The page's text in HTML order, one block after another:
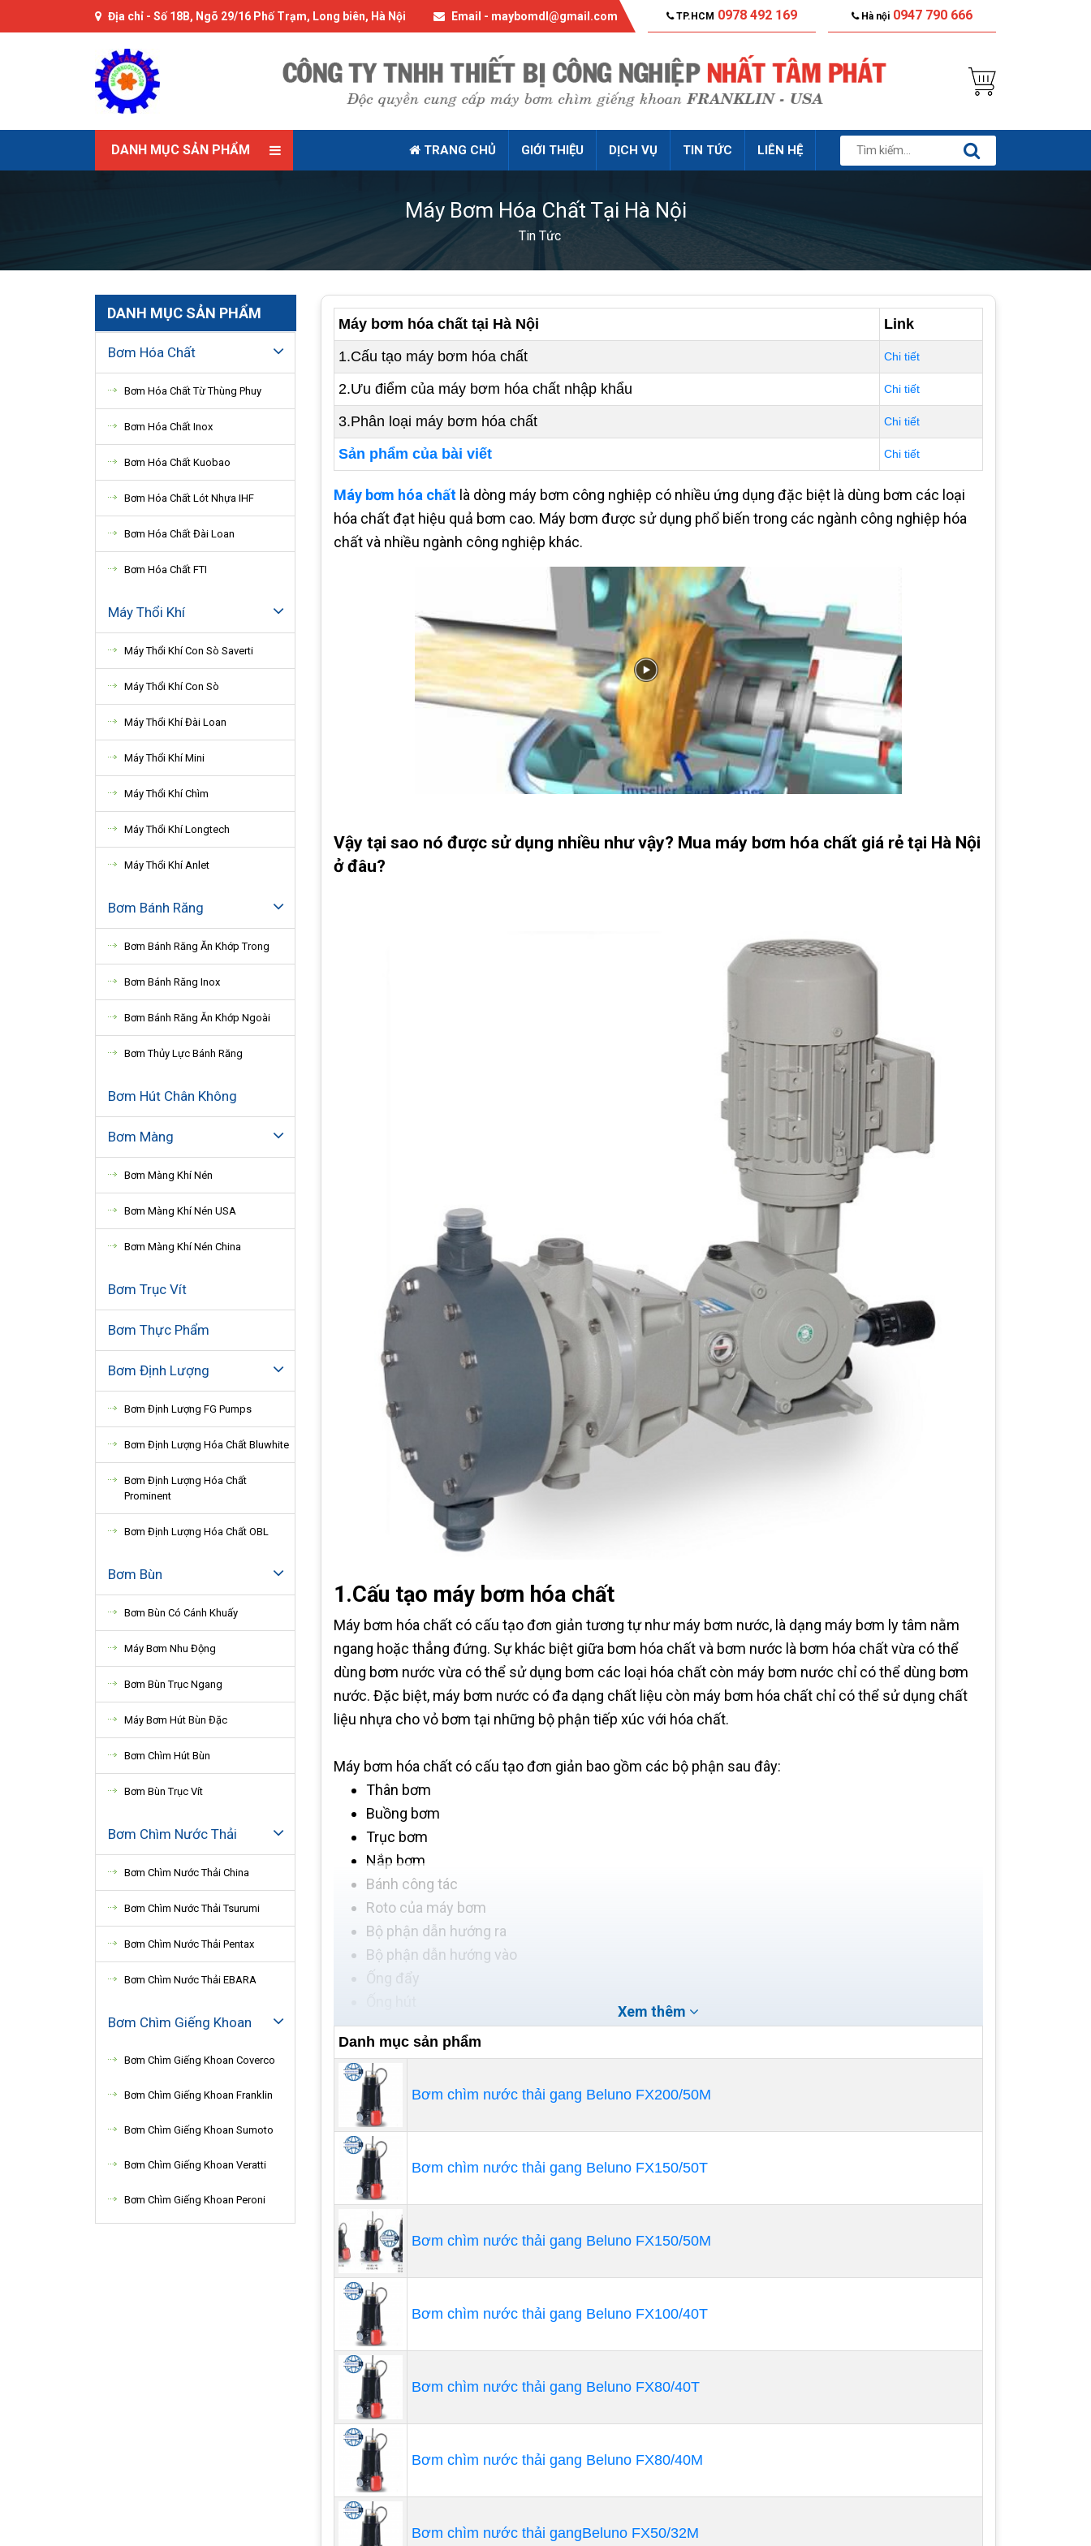
Địa chỉ - Số 18B, Ngõ 29/16 Phố Trạm, Long biên, Hà Nội Email - maybomdl@gmail.com TP.HCM 0978 492 169 Hà nội 0947 790 666
DANH MỤC SẢN PHẨM TRANG CHỦ GIỚI THIỆU DỊCH VỤ TIN TỨC LIÊN HỆ
Máy Bơm Hóa Chất Tại Hà Nội
Tin Tức
DANH MỤC SẢN PHẨM
Bơm Hóa Chất
Bơm Hóa Chất Từ Thùng Phuy
Bơm Hóa Chất Inox
Bơm Hóa Chất Kuobao
Bơm Hóa Chất Lót Nhựa IHF
Bơm Hóa Chất Đài Loan
Bơm Hóa Chất FTI
Máy Thổi Khí
Máy Thổi Khí Con Sò Saverti
Máy Thổi Khí Con Sò
Máy Thổi Khí Đài Loan
Máy Thổi Khí Mini
Máy Thổi Khí Chìm
Máy Thổi Khí Longtech
Máy Thổi Khí Anlet
Bơm Bánh Răng
Bơm Bánh Răng Ăn Khớp Trong
Bơm Bánh Răng Inox
Bơm Bánh Răng Ăn Khớp Ngoài
Bơm Thủy Lực Bánh Răng
Bơm Hút Chân Không
Bơm Màng
Bơm Màng Khí Nén
Bơm Màng Khí Nén USA
Bơm Màng Khí Nén China
Bơm Trục Vít
Bơm Thực Phẩm
Bơm Định Lượng
Bơm Định Lượng FG Pumps
Bơm Định Lượng Hóa Chất Bluwhite
Bơm Định Lượng Hóa Chất
Prominent
Bơm Định Lượng Hóa Chất OBL
Bơm Bùn
Bơm Bùn Có Cánh Khuấy
Máy Bơm Nhu Động
Bơm Bùn Trục Ngang
Máy Bơm Hút Bùn Đặc
Bơm Chìm Hút Bùn
Bơm Bùn Trục Vít
Bơm Chìm Nước Thải
Bơm Chìm Nước Thải China
Bơm Chìm Nước Thải Tsurumi
Bơm Chìm Nước Thải Pentax
Bơm Chìm Nước Thải EBARA
Bơm Chìm Giếng Khoan
Bơm Chìm Giếng Khoan Coverco
Bơm Chìm Giếng Khoan Franklin
Bơm Chìm Giếng Khoan Sumoto
Bơm Chìm Giếng Khoan Veratti
Bơm Chìm Giếng Khoan Peroni
Máy bơm hóa chất tại Hà Nội
Link
1.Cấu tạo máy bơm hóa chất
Chi tiết
2.Ưu điểm của máy bơm hóa chất nhập khẩu Chi tiết
3.Phân loại máy bơm hóa chất Chi tiết
Sản phẩm của bài viết Chi tiết
Máy bơm hóa chấtlà dòng máy bơm công nghiệp có nhiều ứng dụng đặc biệt là dùng bơm các loại
hóa chất đạt hiệu quả bơm cao. Máy bơm được sử dụng phổ biến trong các ngành công nghiệp hóa
chất và nhiều ngành công nghiệp khác.
Vậy tại sao nó được sử dụng nhiều như vậy? Mua máy bơm hóa chất giá rẻ tại Hà Nội
ở đâu?
1.Cấu tạo máy bơm hóa chất
Máy bơm hóa chất có cấu tạo đơn giản tương tự như máy bơm nước, là dạng máy bơm ly tâm nằm
ngang hoặc thẳng đứng. Sự khác biệt giữa bơm hóa chất và bơm nước là bơm hóa chất vừa có thể
dùng bơm nước vừa có thể sử dụng bơm các loại hóa chất còn máy bơm nước chỉ có thể dùng bơm
nước. Đặc biệt, máy bơm nước có đa dạng chất liệu còn máy bơm hóa chất chỉ có thể sử dụng chất
liệu nhựa cho vỏ bơm tại những bộ phận tiếp xúc với hóa chất.
Máy bơm hóa chất có cấu tạo đơn giản bao gồm các bộ phận sau đây:
Thân bơm
Buồng bơm
Trục bơm
Nắp bơm
Bánh công tác
Roto của máy bơm
Bộ phận dẫn hướng ra
Bộ phận dẫn hướng vào
Ống đẩy
Xem thêm
Danh mục sản phẩm
Bơm chìm nước thải gang Beluno FX200/50M
Bơm chìm nước thải gang Beluno FX150/50T
Bơm chìm nước thải gang Beluno FX150/50M
Bơm chìm nước thải gang Beluno FX100/40T
Bơm chìm nước thải gang Beluno FX80/40T
Bơm chìm nước thải gang Beluno FX80/40M
Bơm chìm nước thải gangBeluno FX50/32M